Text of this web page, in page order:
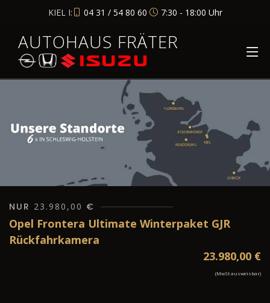
KIEL I: 04 31 / 54 80 60 7:30 - 18:00 Uhr
AUTOHAUS FRÄTER
NUR 23.980,00 €
Opel Frontera Ultimate Winterpaket GJR
Rückfahrkamera
23.980,00 €
(MwSt ausweisbar)